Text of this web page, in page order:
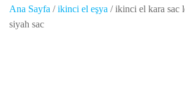
Ana Sayfa /ikinci el eşya / ikinci el kara sac
siyah sac